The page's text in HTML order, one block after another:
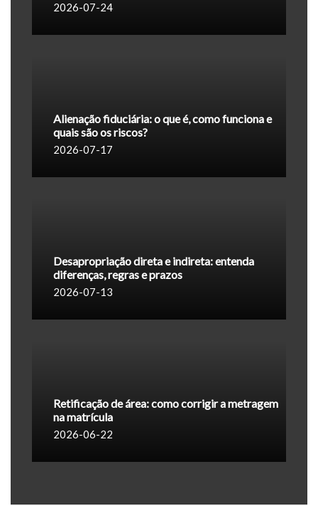
2026-07-24
Alienação fiduciária: o que é, como funciona e
quais são os riscos?
2026-07-17
Desapropriação direta e indireta: entenda
diferenças, regras e prazos
2026-07-13
Retificação de área: como corrigir a metragem
na matrícula
2026-06-22